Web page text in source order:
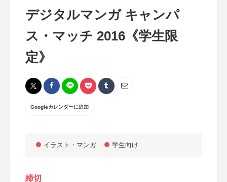
デジタルマンガ キャンパ
ス・マッチ 2016《学生限
定》
Googleカレンダーに追加
イラスト・マンガ 学生向け
締切